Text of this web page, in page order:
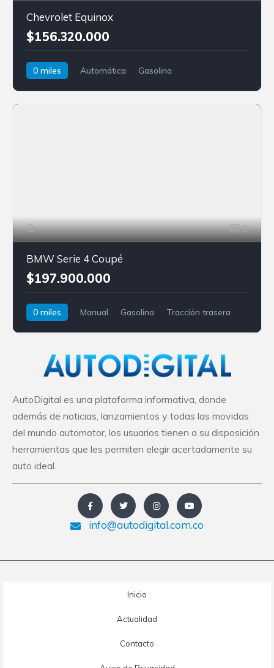
Chevrolet Equinox
$156.320.000
0 miles Automática
Gasolina
5
BMW Serie 4 Coupé
$197.900.000
0 miles Manual Gasolina
Tracción trasera
AutoDigital es una plataforma informativa, donde
además de noticias, lanzamientos y todas las movidas
del mundo automotor, los usuarios tienen a su disposición
herramientas que les permiten elegir acertadamente su
auto ideal.
info@autodigital.com.co
Inicio
Actualidad
Contacto